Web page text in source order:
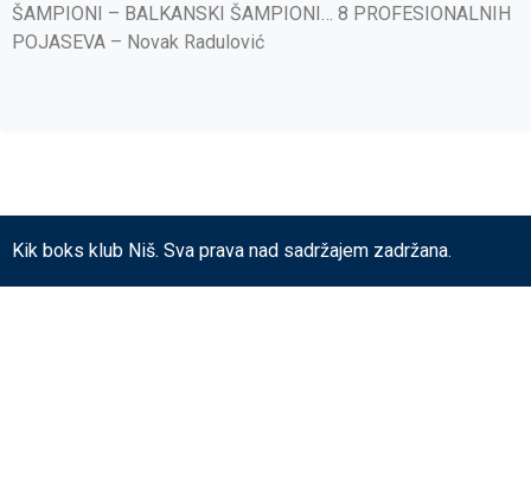
ŠAMPIONI – BALKANSKI ŠAMPIONI… 8 PROFESIONALNIH
POJASEVA – Novak Radulović
Kik boks klub Niš. Sva prava nad sadržajem zadržana.